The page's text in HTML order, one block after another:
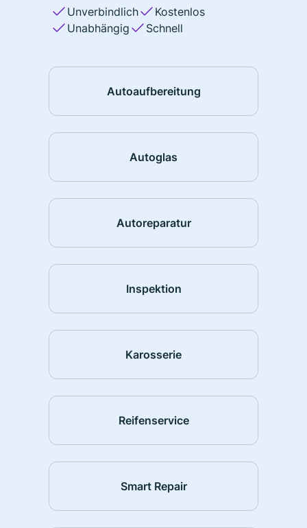
Unverbindlich
Kostenlos
Unabhängig
Schnell
Autoaufbereitung
Autoglas
Autoreparatur
Inspektion
Karosserie
Reifenservice
Smart Repair